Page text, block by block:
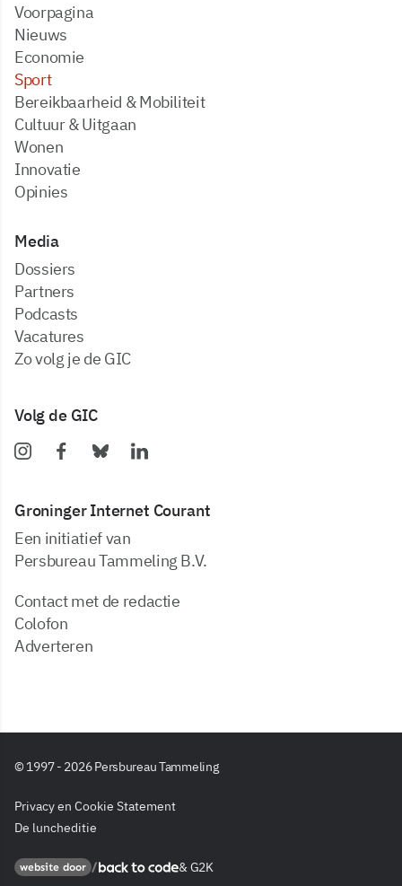
Voorpagina
Nieuws
Economie
Sport
Bereikbaarheid & Mobiliteit
Cultuur & Uitgaan
Wonen
Innovatie
Opinies
Media
dossiers
partners
podcasts
vacatures
zo volg je de GIC
Volg de GIC
Groninger Internet Courant
Een initiatief van
Persbureau Tammeling B.V.
Contact met de redactie
Colofon
Adverteren
© 1997 - 2026 Persbureau Tammeling
Privacy en Cookie Statement
De luncheditie
website doorBack to code & G2K